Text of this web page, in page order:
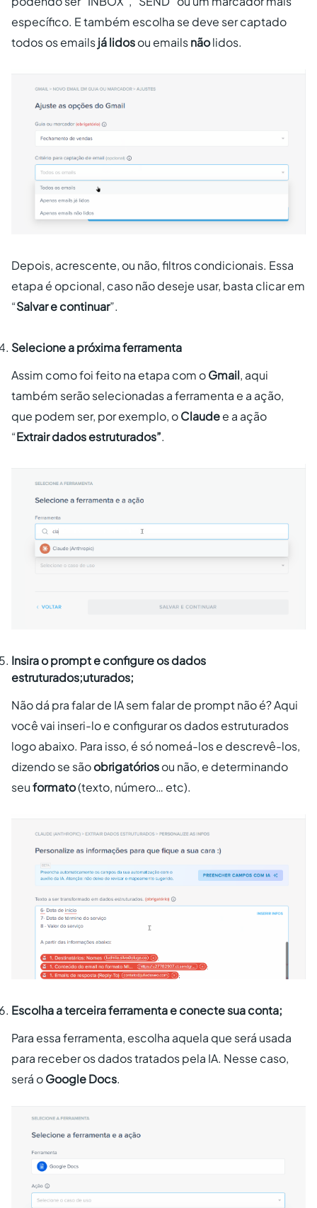
específico. E também escolha se deve ser captado
todos os emailsjá lidosou emailsnãolidos.
Depois, acrescente, ou não, filtros condicionais. Essa
etapa é opcional, caso não deseje usar, basta clicar em
“Salvar e continuar”.
Selecione a próxima ferramenta
Assim como foi feito na etapa com oGmail, aqui
também serão selecionadas a ferramenta e a ação,
que podem ser, por exemplo, oClaudee a ação
“Extrair dados estruturados”.
Insira o prompt e configure os dados
estruturados;uturados;
Não dá pra falar de IA sem falar de prompt não é? Aqui
você vai inseri-lo e configurar os dados estruturados
logo abaixo. Para isso, é só nomeá-los e descrevê-los,
dizendo se sãoobrigatóriosou não, e determinando
seuformato(texto, número… etc).
Escolha a terceira ferramenta e conecte sua conta;
Para essa ferramenta, escolha aquela que será usada
para receber os dados tratados pela IA. Nesse caso,
será oGoogle Docs.